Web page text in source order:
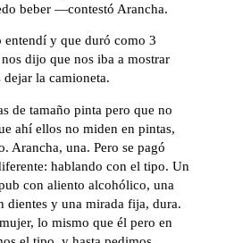
beber —contestó Arancha.
y que duró como 3
dijo que nos iba a mostrar
la camioneta.
de tamaño pinta pero que no
ahí ellos no miden en pintas,
Arancha, una. Pero se pagó
hablando con el tipo. Un
con aliento alcohólico, una
dientes y una mirada fija, dura.
lo mismo que él pero en